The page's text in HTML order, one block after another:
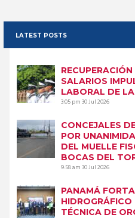
LATEST POSTS
SALARIOS
LABORAL DE
3:05 pm30 Jul 2026
CONCEJALES
POR
DEL MUELLE
BOCAS DEL
9:58 am30 Jul 2026
PANAMÁ
TÉCNICA DE